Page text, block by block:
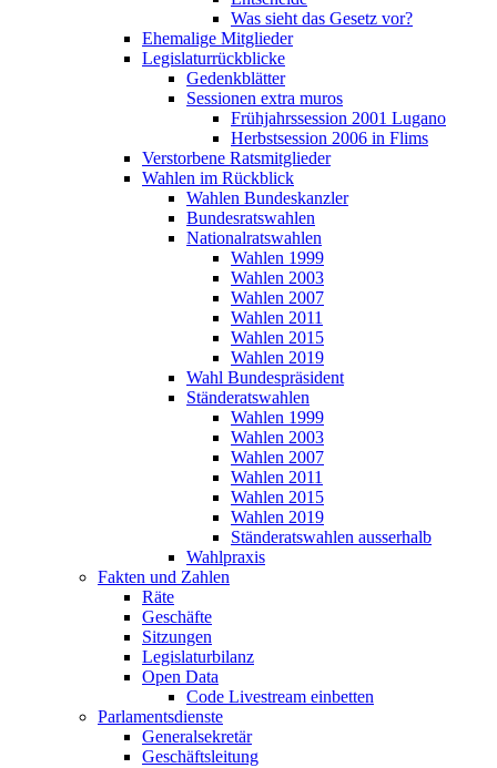
Was sieht das Gesetz vor?
Ehemalige Mitglieder
Legislaturrückblicke
Gedenkblätter
Sessionen extra muros
Frühjahrssession 2001 Lugano
Herbstsession 2006 in Flims
Verstorbene Ratsmitglieder
Wahlen im Rückblick
Wahlen Bundeskanzler
Bundesratswahlen
Nationalratswahlen
Wahlen 1999
Wahlen 2003
Wahlen 2007
Wahlen 2011
Wahlen 2015
Wahlen 2019
Wahl Bundespräsident
Ständeratswahlen
Wahlen 1999
Wahlen 2003
Wahlen 2007
Wahlen 2011
Wahlen 2015
Wahlen 2019
Ständeratswahlen ausserhalb
Wahlpraxis
Fakten und Zahlen
Räte
Geschäfte
Sitzungen
Legislaturbilanz
Open Data
Code Livestream einbetten
Parlamentsdienste
Generalsekretär
Geschäftsleitung